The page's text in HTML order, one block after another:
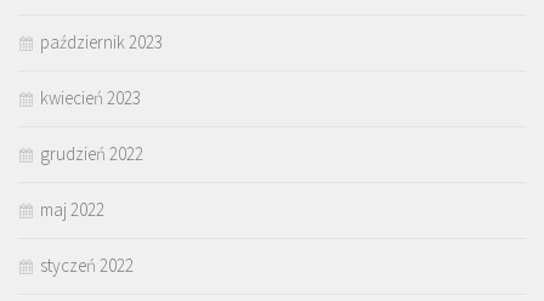
październik 2023
kwiecień 2023
grudzień 2022
maj 2022
styczeń 2022